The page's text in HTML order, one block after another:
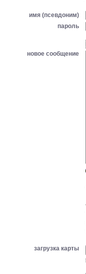
имя (псевдоним)
пароль
новое сообщение
загрузка карты